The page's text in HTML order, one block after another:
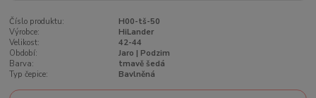
Číslo produktu:
H00-tš-50
Výrobce:
HiLander
Velikost:
42-44
Období:
Jaro | Podzim
Barva:
tmavě šedá
Typ čepice:
Bavlněná